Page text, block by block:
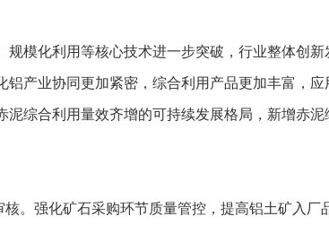
模化利用等核心技术进一步突破，行业整体创
产业协同更加紧密，综合利用产品更加丰富，
综合利用量效齐增的可持续发展格局，新增赤泥
。强化矿石采购环节质量管控，提高铝土矿入厂